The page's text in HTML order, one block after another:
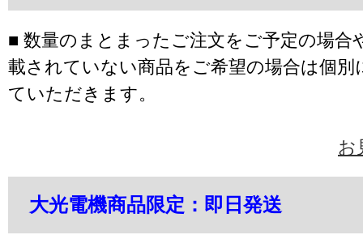
■ 数量のまとまったご注文をご予定の場合
載されていない商品をご希望の場合は個別
ていただきます。
お
大光電機商品限定：即日発送